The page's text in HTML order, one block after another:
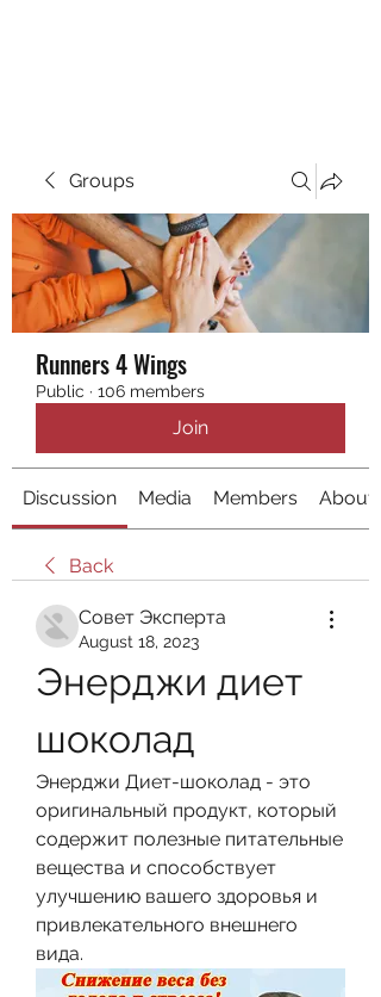
Groups
Runners 4 Wings
Public · 106 members
Join
Discussion Media Members About
Back
Совет Эксперта
August 18, 2023
Энерджи диет
шоколад
Энерджи Диет-шоколад - это
оригинальный продукт, который
содержит полезные питательные
вещества и способствует
улучшению вашего здоровья и
привлекательного внешнего
вида.